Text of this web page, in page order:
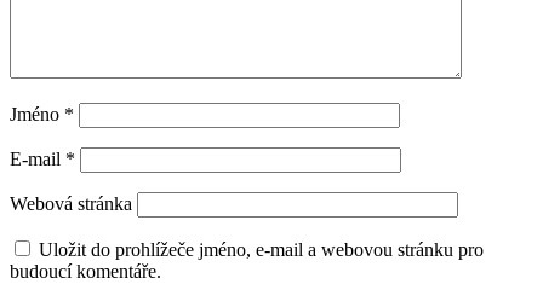
Jméno *
E-mail *
Webová stránka
Uložit do prohlížeče jméno, e-mail a webovou stránku pro
budoucí komentáře.